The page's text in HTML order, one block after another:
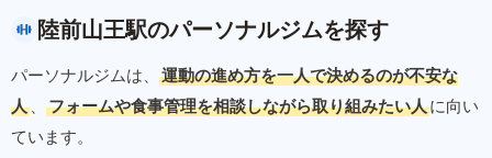
陸前山王駅のパーソナルジムを探す
パーソナルジムは、
運動の進め方を一人で決めるのが不安な
人 、 フォームや食事管理を相談しながら取り組みたい人に向い
ています。